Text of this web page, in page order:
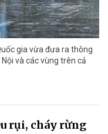
gia vừa đưa ra thông
và các vùng trên cả
rụi, cháy rừng